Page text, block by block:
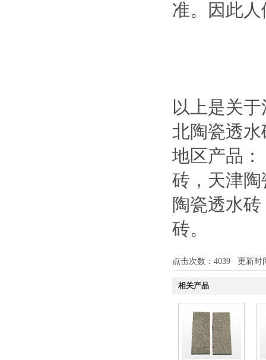
准。因此
以上是关
北陶瓷透
地区产品：
砖 ， 天津
陶瓷透水砖
砖。
点击次数： 4039 更新时
相关产品